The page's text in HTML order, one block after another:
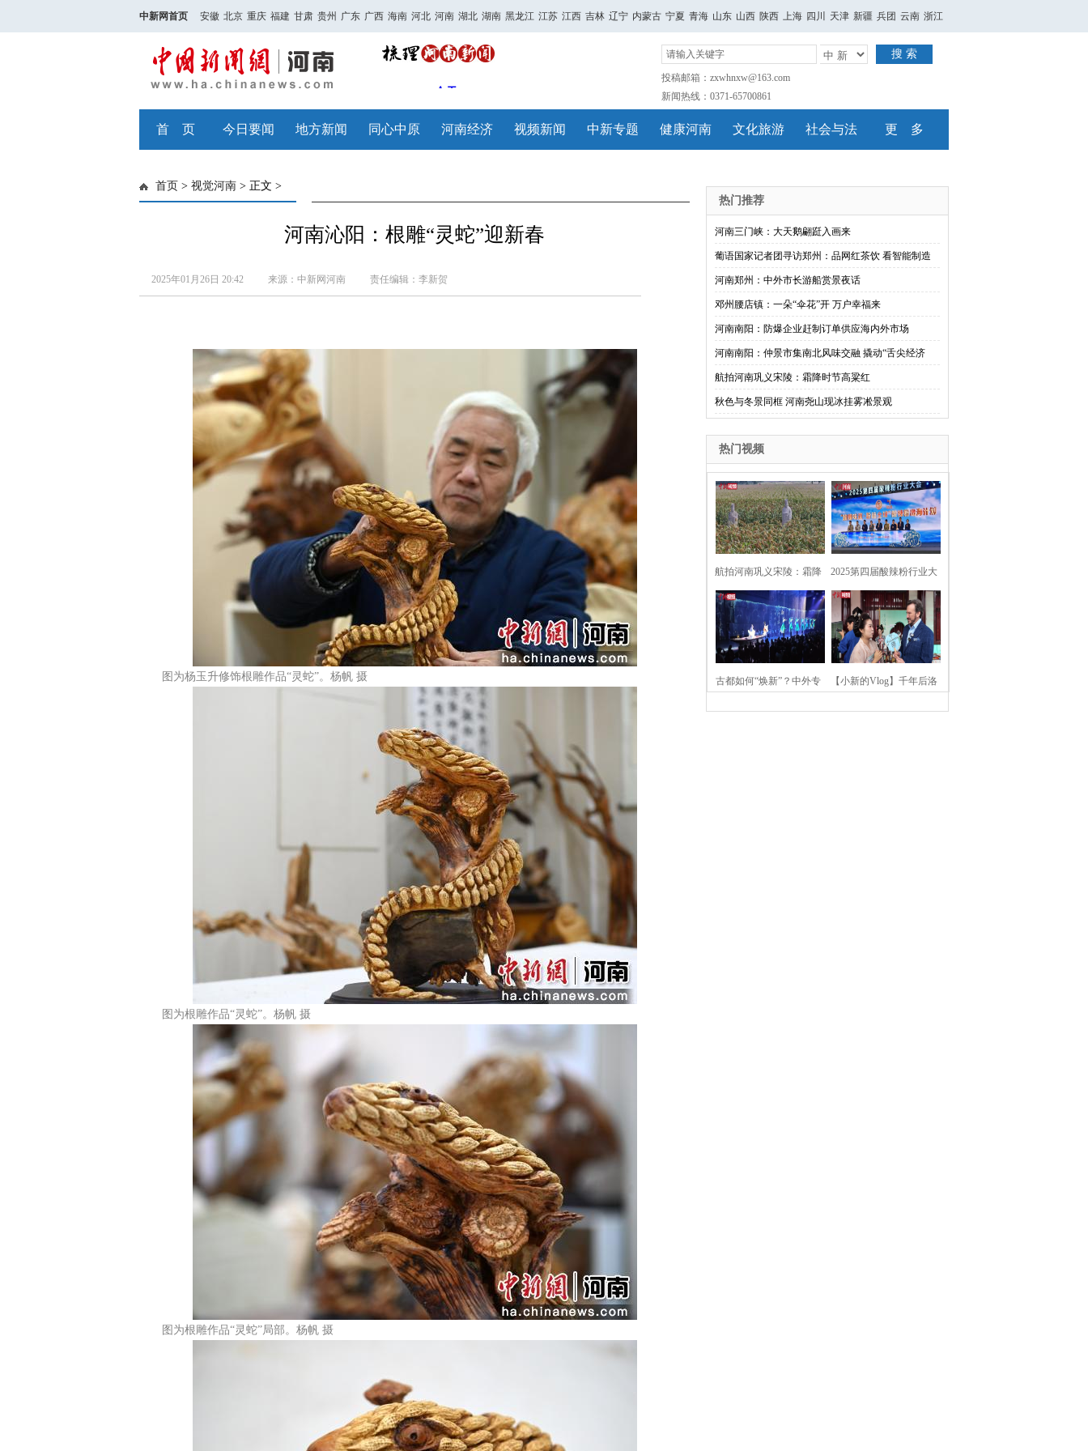
中新网首页 安徽 北京 重庆 福建 甘肃 贵州 广东 广西 海南 河北 河南 湖北 湖南 黑龙江 江苏 江西 吉林 辽宁 内蒙古 宁夏 青海 山东 山西 陕西 上海 四川 天津 新疆 兵团 云南 浙江
搜 索
投稿邮箱：zxwhnxw@163.com
新闻热线：0371-65700861
首 页 今日要闻 地方新闻 同心中原 河南经济 视频新闻 中新专题 健康河南 文化旅游 社会与法 更 多
首页 > 视觉河南 > 正文 >
河南沁阳：根雕“灵蛇”迎新春
2025年01月26日 20:42 来源：中新网河南 责任编辑：李新贺
图为杨玉升修饰根雕作品“灵蛇”。杨帆 摄
图为根雕作品“灵蛇”。杨帆 摄
图为根雕作品“灵蛇”局部。杨帆 摄
热门推荐
河南三门峡：大天鹅翩跹入画来
葡语国家记者团寻访郑州：品网红茶饮 看智能制造
河南郑州：中外市长游船赏景夜话
邓州腰店镇：一朵“伞花”开 万户幸福来
河南南阳：防爆企业赶制订单供应海内外市场
河南南阳：仲景市集南北风味交融 撬动“舌尖经济
航拍河南巩义宋陵：霜降时节高粱红
秋色与冬景同框 河南尧山现冰挂雾凇景观
热门视频
航拍河南巩义宋陵：霜降
时节高粱红
2025第四届酸辣粉行业大
会在河南开封举行
古都如何“焕新”？中外专 【小新的Vlog】千年后洛